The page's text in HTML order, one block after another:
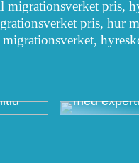
migrationsverket pris,
pris, hur
med